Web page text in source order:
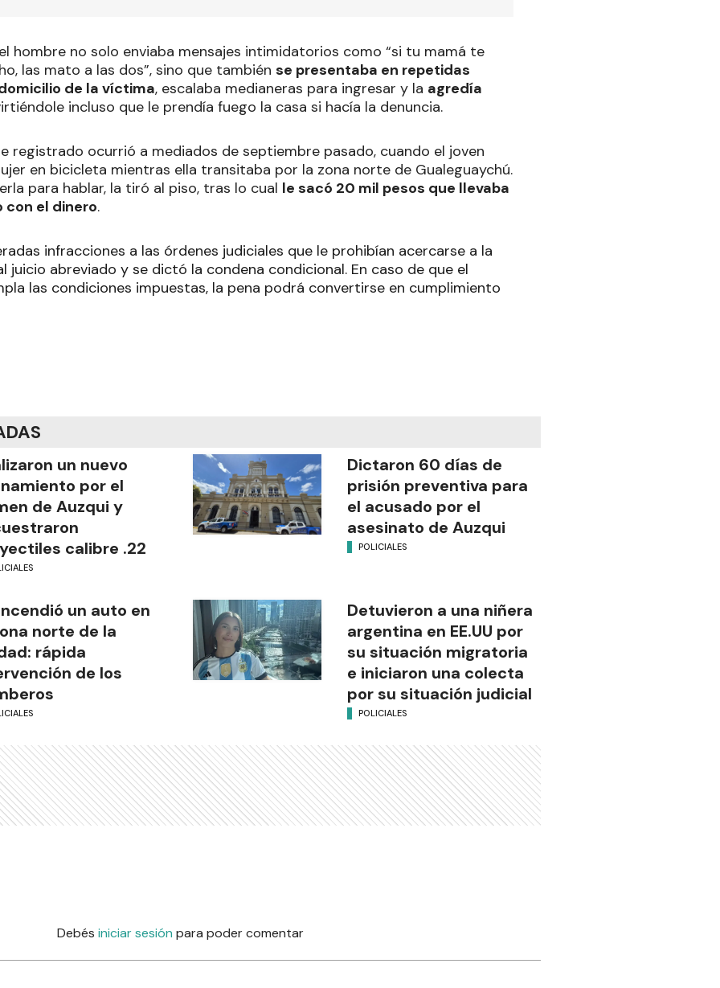
hombre no solo enviaba mensajes intimidatorios como “si tu mamá te
las mato a las dos”, sino que también se presentaba en repetidas
de la víctima, escalaba medianeras para ingresar y la agredía
incluso que le prendía fuego la casa si hacía la denuncia.
registrado ocurrió a mediados de septiembre pasado, cuando el joven
en bicicleta mientras ella transitaba por la zona norte de Gualeguaychú.
para hablar, la tiró al piso, tras lo cual le sacó 20 mil pesos que llevaba
con el dinero.
infracciones a las órdenes judiciales que le prohibían acercarse a la
juicio abreviado y se dictó la condena condicional. En caso de que el
las condiciones impuestas, la pena podrá convertirse en cumplimiento
un nuevo
por el
de Auzqui y
calibre .22
Dictaron 60 días de
prisión preventiva para
el acusado por el
asesinato de Auzqui
POLICIALES
un auto en
norte de la
rápida
de los
Detuvieron a una niñera
argentina en EE.UU por
su situación migratoria
e iniciaron una colecta
por su situación judicial
POLICIALES
Debés iniciar sesión para poder comentar